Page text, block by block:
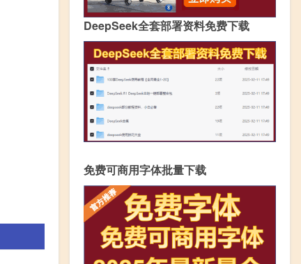
DeepSeek全套部署资料免费下载
免费可商用字体批量下载